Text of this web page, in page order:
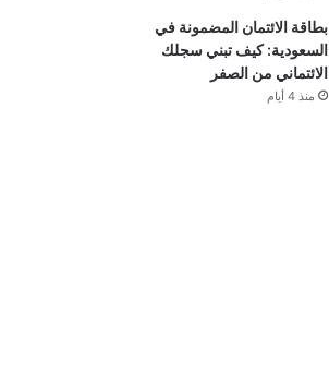
بطاقة الائتمان المضمونة في
السعودية: كيف تبني سجلك
الائتماني من الصفر
منذ 4 أيام